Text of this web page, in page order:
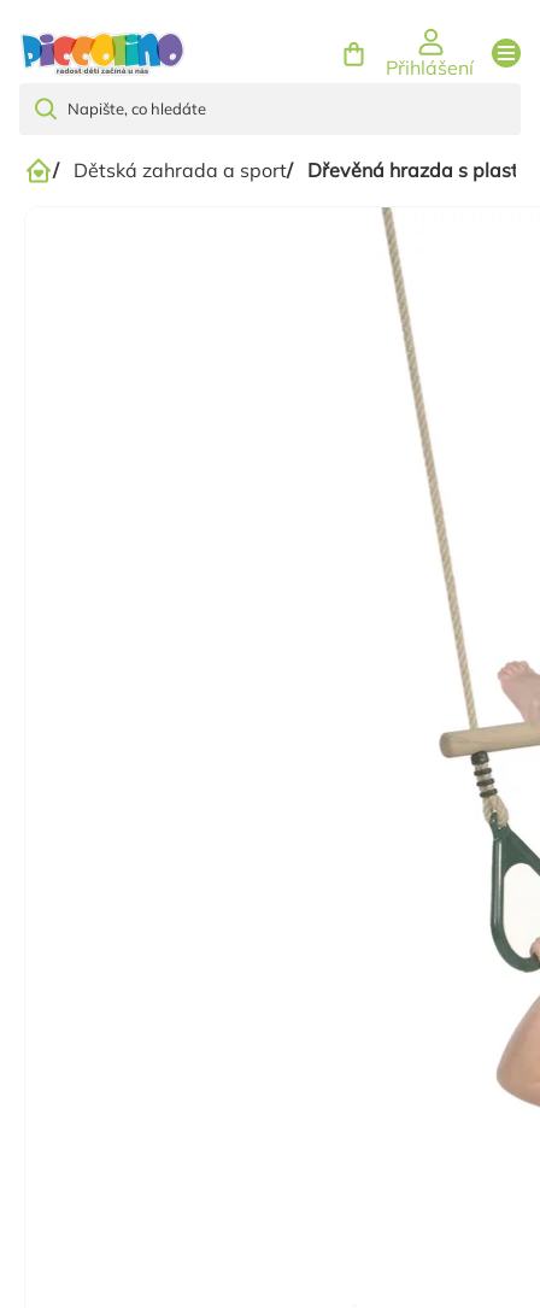
Přihlášení
Domů
/ Dětská zahrada a sport/ Dřevěná hrazda s